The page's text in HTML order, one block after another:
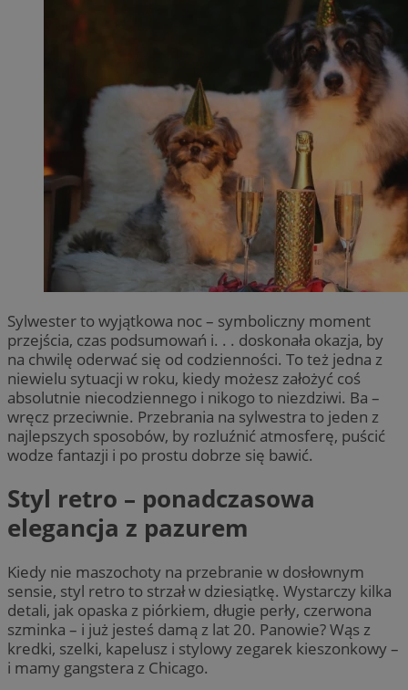
Sylwester to wyjątkowa noc – symboliczny moment
przejścia, czas podsumowań i. . . doskonała okazja, by
na chwilę oderwać się od codzienności. To też jedna z
niewielu sytuacji w roku, kiedy możesz założyć coś
absolutnie niecodziennego i nikogo to niezdziwi. Ba –
wręcz przeciwnie. Przebrania na sylwestra to jeden z
najlepszych sposobów, by rozluźnić atmosferę, puścić
wodze fantazji i po prostu dobrze się bawić.
Styl retro – ponadczasowa
elegancja z pazurem
Kiedy nie maszochoty na przebranie w dosłownym
sensie, styl retro to strzał w dziesiątkę. Wystarczy kilka
detali, jak opaska z piórkiem, długie perły, czerwona
szminka – i już jesteś damą z lat 20. Panowie? Wąs z
kredki, szelki, kapelusz i stylowy zegarek kieszonkowy –
i mamy gangstera z Chicago.